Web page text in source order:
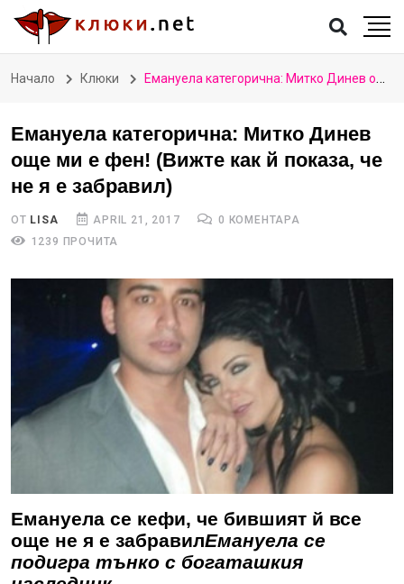
Начало Клюки Емануела категорична: Митко Динев още ми е фен! (Вижте как й показа, че не я е забравил)
Емануела категорична: Митко Динев
още ми е фен! (Вижте как й показа, че
не я е забравил)
ОТ LISA APRIL 21, 2017
0 КОМЕНТАРА
1239 ПРОЧИТА
Емануела се кефи, че бившият й все
още не я е забравилЕмануела се
подигра тънко с богаташкия